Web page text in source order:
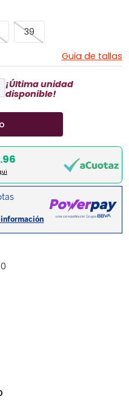
39
Guia de tallas
¡Última unidad
disponible!